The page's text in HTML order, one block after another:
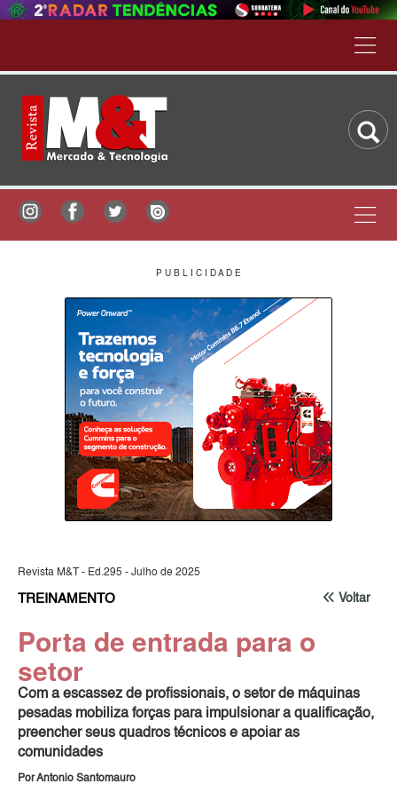
P U B L I C I D A D E
Revista M&T - Ed.295 - Julho de 2025
Voltar
TREINAMENTO
Porta de entrada para o
setor
Com a escassez de profissionais, o setor de máquinas
pesadas mobiliza forças para impulsionar a qualificação,
preencher seus quadros técnicos e apoiar as
comunidades
Por Antonio Santomauro